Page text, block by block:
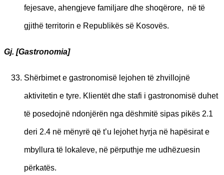
fejesave, ahengjeve familjare dhe shoqërore, në të
gjithë territorin e Republikës së Kosovës.
Gj. [Gastronomia]
Shërbimet e gastronomisë lejohen të zhvillojnë
aktivitetin e tyre. Klientët dhe stafi i gastronomisë duhet
të posedojnë ndonjërën nga dëshmitë sipas pikës 2.1
deri 2.4 në mënyrë që t’u lejohet hyrja në hapësirat e
mbyllura të lokaleve, në përputhje me udhëzuesin
përkatës.